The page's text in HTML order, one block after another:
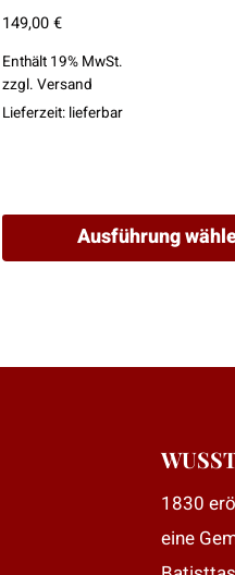
149,00€
Enthält 19% MwSt.
zzgl. Versand
Lieferzeit: lieferbar
Ausführung
mehrere
1830
eine